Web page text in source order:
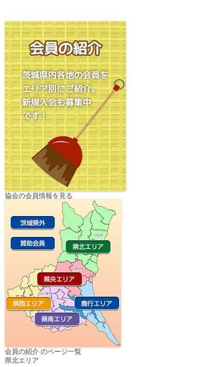
ー
シ
ョ
ン
協会の会員情報を見る
会員の紹介 のページ一覧
県北エリア